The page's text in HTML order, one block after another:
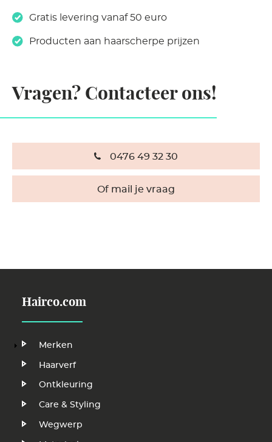
Gratis levering vanaf 50 euro
Producten aan haarscherpe prijzen
Vragen? Contacteer ons!
0476 49 32 30
Of mail je vraag
Hairco.com
Hoofdnavigatie
Merken
Haarverf
Ontkleuring
Care & Styling
Wegwerp